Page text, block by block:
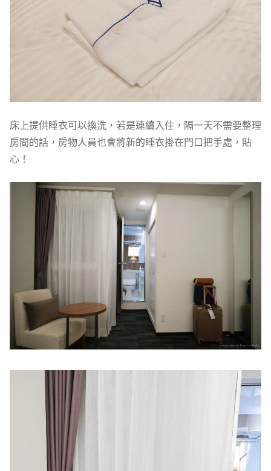
床上提供睡衣可以換洗，若是連續入住，隔一天不需要整理
房間的話，房物人員也會將新的睡衣掛在門口把手處，貼
心！